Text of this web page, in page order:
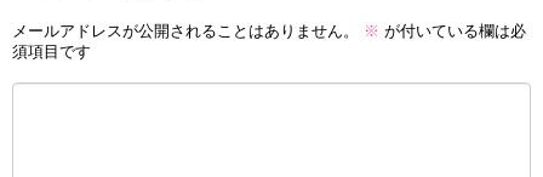
メールアドレスが公開されることはありません。 ※ が付いている欄は必
須項目です